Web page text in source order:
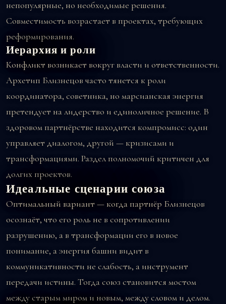
непопулярные, но необходимые решения.
Совместимость возрастает в проектах, требующих
реформирования.
Иерархия и роли
Конфликт возникает вокруг власти и ответственности.
Архетип Близнецов часто тянется к роли
координатора, советника, но марсианская энергия
претендует на лидерство и единоличное решение. В
здоровом партнёрстве находится компромисс: один
управляет диалогом, другой — кризисами и
трансформациями. Раздел полномочий критичен для
долгих проектов.
Идеальные сценарии союза
Оптимальный вариант — когда партнёр Близнецов
осознаёт, что его роль не в сопротивлении
разрушению, а в трансформации его в новое
понимание, а энергия башни видит в
коммуникативности не слабость, а инструмент
передачи истины. Тогда союз становится мостом
между старым миром и новым, между словом и делом.